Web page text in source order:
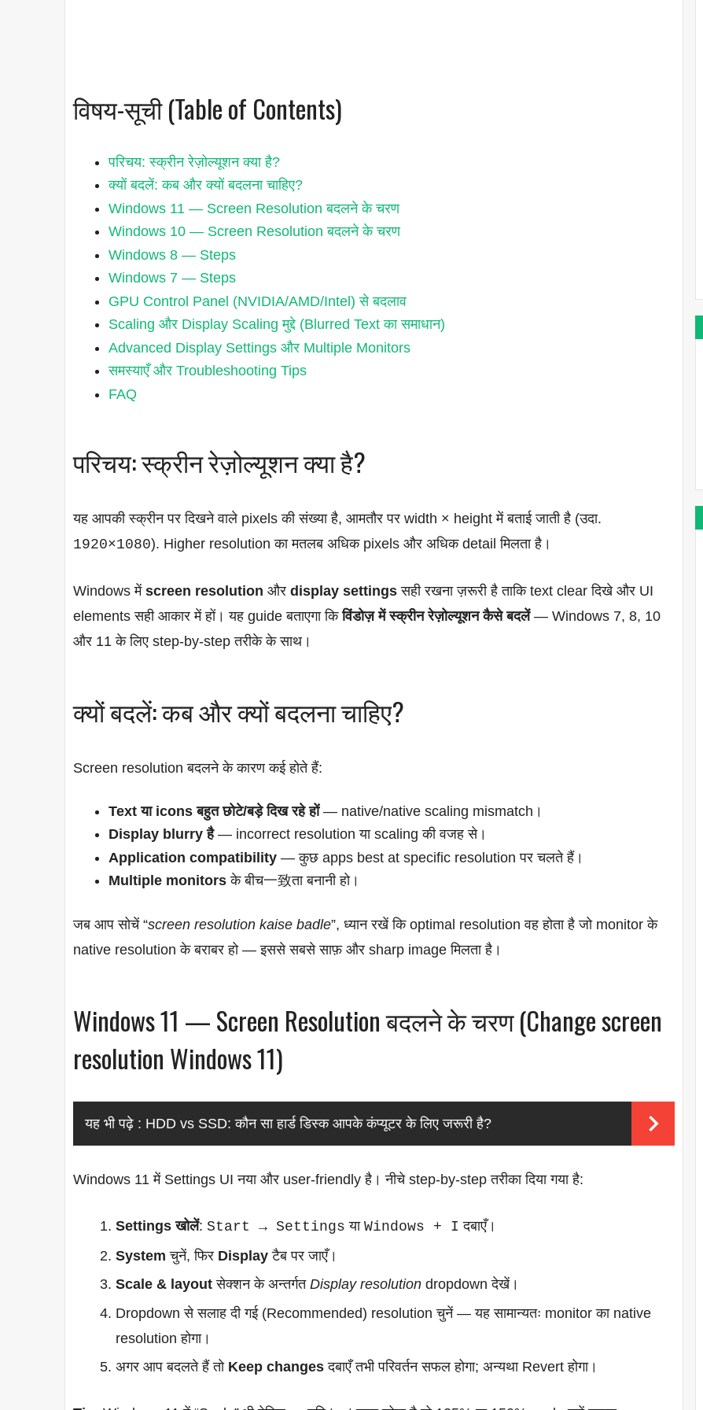
विषय-सूची (Table of Contents)
परिचय: स्क्रीन रेज़ोल्यूशन क्या है?
क्यों बदलें: कब और क्यों बदलना चाहिए?
Windows 11 — Screen Resolution बदलने के चरण
Windows 10 — Screen Resolution बदलने के चरण
Windows 8 — Steps
Windows 7 — Steps
GPU Control Panel (NVIDIA/AMD/Intel) से बदलाव
Scaling और Display Scaling मुद्दे (Blurred Text का समाधान)
Advanced Display Settings और Multiple Monitors
समस्याएँ और Troubleshooting Tips
FAQ
परिचय: स्क्रीन रेज़ोल्यूशन क्या है?
यह आपकी स्क्रीन पर दिखने वाले pixels की संख्या है, आमतौर पर width × height में बताई जाती है (उदा.
1920×1080). Higher resolution का मतलब अधिक pixels और अधिक detail मिलता है।
Windows में screen resolution और display settings सही रखना ज़रूरी है ताकि text clear दिखे और UI
elements सही आकार में हों। यह guide बताएगा किविंडोज़ में स्क्रीन रेज़ोल्यूशन कैसे बदलें— Windows 7, 8, 10
और 11 के लिए step-by-step तरीके के साथ।
क्यों बदलें: कब और क्यों बदलना चाहिए?
Screen resolution बदलने के कारण कई होते हैं:
Text या icons बहुत छोटे/बड़े दिख रहे हों— native/native scaling mismatch।
Display blurry है— incorrect resolution या scaling की वजह से।
Application compatibility — कुछ apps best at specific resolution पर चलते हैं।
Multiple monitors के बीच一致ता बनानी हो।
जब आप सोचें “screen resolution kaise badle”, ध्यान रखें कि optimal resolution वह होता है जो monitor के
native resolution के बराबर हो — इससे सबसे साफ़ और sharp image मिलता है।
Windows 11 — Screen Resolution बदलने के चरण (Change screen
resolution Windows 11)
यह भी पढ़े : HDD vs SSD: कौन सा हार्ड डिस्क आपके कंप्यूटर के लिए जरूरी है?
Windows 11 में Settings UI नया और user-friendly है। नीचे step-by-step तरीका दिया गया है:
Settings खोलें: Start → Settings या Windows + I दबाएँ।
System चुनें, फिर Display टैब पर जाएँ।
Scale & layout सेक्शन के अन्तर्गत Display resolution dropdown देखें।
Dropdown से सलाह दी गई (Recommended) resolution चुनें — यह सामान्यतः monitor का native
resolution होगा।
अगर आप बदलते हैं तो Keep changes दबाएँ तभी परिवर्तन सफल होगा; अन्यथा Revert होगा।